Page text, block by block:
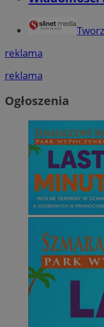
reklama
reklama
Ogłoszenia